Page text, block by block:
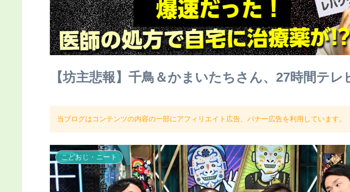
【坊主悲報】千鳥＆かまいたちさん、27時間テ
当ブログはコンテンツの内容の一部にアフィリエイト広告、バナー広告を利用しています。
こどおじ・ニート